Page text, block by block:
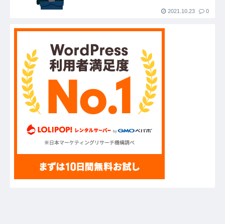
て「50％ポイント還元」セール！5,280円分返っ
化された過激なお色気ラブコメ他
フジテレビが金の卵を産む鶏を自ら絞め殺した模
様、社運を賭けたドル箱コンテンツが御蔵入りに
ハードオフに売っていた4万4000円のフィギュア
がヤバすぎるｗｗｗｗｗｗ「こんな高いの？ｗ
【GIF】JSのカンチョーワロタ
【衝撃】報酬100万円超の治験募集がこちらｗｗ
【愕然】白のクラウン俺氏、高速道路左車線を制
2021.10.23 0